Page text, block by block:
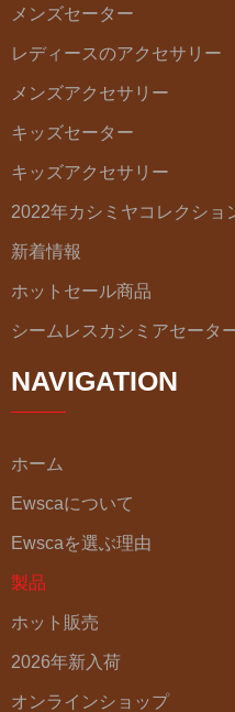
メンズセーター
レディースのアクセサリー
メンズアクセサリー
キッズセーター
キッズアクセサリー
2022年カシミヤコレクショ
新着情報
ホットセール商品
シームレスカシミアセータ
NAVIGATION
ホーム
Ewscaについて
Ewscaを選ぶ理由
製品
ホット販売
2026年新入荷
オンラインショップ